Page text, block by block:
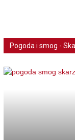
Pogoda i smog -